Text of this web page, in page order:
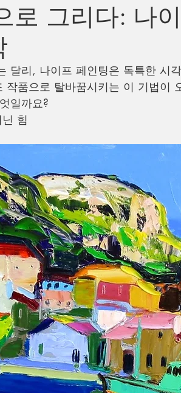
로 그리다: 나
달리, 나이프 페인팅은 독특한 시
작품으로 탈바꿈시키는 이 기법이
일까요?
힘